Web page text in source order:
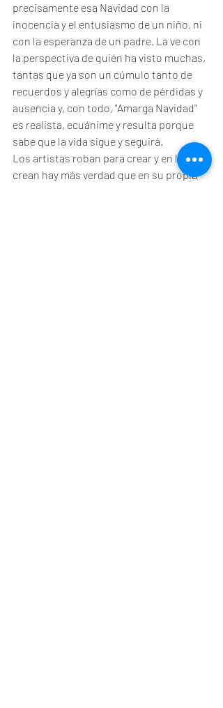
precisamente esa Navidad con la
inocencia y el entusiasmo de un niño, ni
con la esperanza de un padre. La ve con
la perspectiva de quién ha visto muchas,
tantas que ya son un cúmulo tanto de
recuerdos y alegrías como de pérdidas y
ausencia y, con todo, "Amarga Navidad"
es realista, ecuánime y resulta porque
sabe que la vida sigue y seguirá.
Los artistas roban para crear y en lo que
crean hay más verdad que en su propia